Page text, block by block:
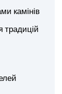
камінів
традицій